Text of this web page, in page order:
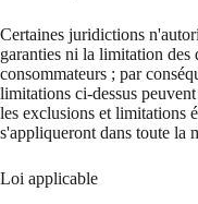
Certaines juridictions
garanties ni la limitation
consommateurs ; par
limitations ci-dessus
les exclusions et limitations
s'appliqueront dans toute la
Loi applicable